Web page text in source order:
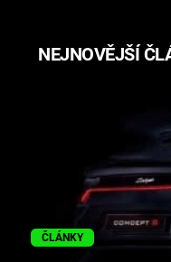
Hry
NEJNOVĚJŠÍ
ČLÁNKY